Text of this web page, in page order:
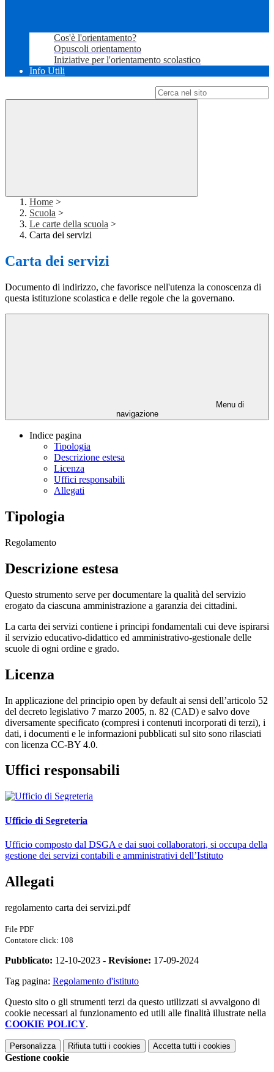
Cos'è l'orientamento?
Opuscoli orientamento
Iniziative per l'orientamento scolastico
Info Utili
Home >
Scuola >
Le carte della scuola >
Carta dei servizi
Carta dei servizi
Documento di indirizzo, che favorisce nell'utenza la conoscenza di
questa istituzione scolastica e delle regole che la governano.
Menu di
navigazione
Indice pagina
Tipologia
Descrizione estesa
Licenza
Uffici responsabili
Allegati
Tipologia
Regolamento
Descrizione estesa
Questo strumento serve per documentare la qualità del servizio
erogato da ciascuna amministrazione a garanzia dei cittadini.
La carta dei servizi contiene i principi fondamentali cui deve ispirarsi
il servizio educativo-didattico ed amministrativo-gestionale delle
scuole di ogni ordine e grado.
Licenza
In applicazione del principio open by default ai sensi dell’articolo 52
del decreto legislativo 7 marzo 2005, n. 82 (CAD) e salvo dove
diversamente specificato (compresi i contenuti incorporati di terzi), i
dati, i documenti e le informazioni pubblicati sul sito sono rilasciati
con licenza CC-BY 4.0.
Uffici responsabili
Ufficio di Segreteria
Ufficio composto dal DSGA e dai suoi collaboratori, si occupa della
gestione dei servizi contabili e amministrativi dell’Istituto
Allegati
regolamento carta dei servizi.pdf
File PDF
Contatore click: 108
Pubblicato: 12-10-2023 - Revisione: 17-09-2024
Tag pagina: Regolamento d'istituto
Questo sito o gli strumenti terzi da questo utilizzati si avvalgono di
cookie necessari al funzionamento ed utili alle finalità illustrate nella
COOKIE POLICY.
Personalizza Rifiuta tutti i cookies Accetta tutti i cookies
Gestione cookie